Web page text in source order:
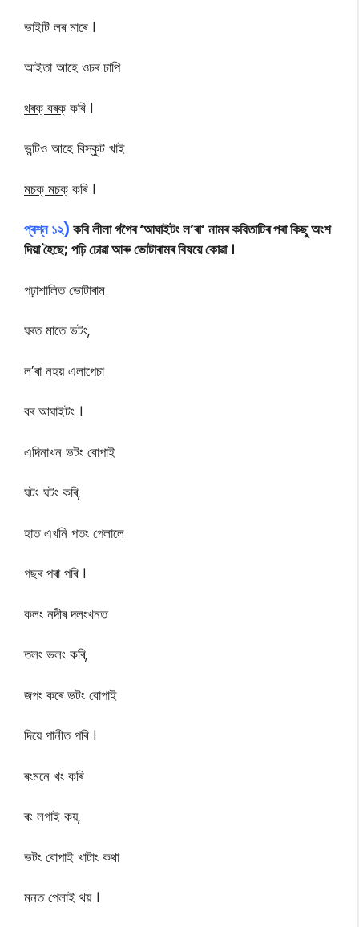
ভাইটি লৰ মাৰে ।
আইতা আহে ওচৰ চাপি
থৰক্ বৰক্ কৰি ।
ভন্টিও আহে বিস্কুট খাই
মচক্ মচক্ কৰি ।
প্ৰশ্ন ১২) কবি লীলা গগৈৰ ‘আঘাইটং ল’ৰা’ নামৰ কবিতাটিৰ পৰা কিছু অংশ
দিয়া হৈছে; পঢ়ি চোৱা আৰু ভোটাৰামৰ বিষয়ে কোৱা ।
পঢ়াশালিত ভোটাৰাম
ঘৰত মাতে ভটং,
ল’ৰা নহয় এলাপেচা
বৰ আঘাইটং ।
এদিনাখন ভটং বোপাই
ঘটং ঘটং কৰি,
হাত এখনি পতং পেলালে
গছৰ পৰা পৰি ।
কলং নদীৰ দলংখনত
তলং ভলং কৰি,
জপং কৰে ভটং বোপাই
দিয়ে পানীত পৰি ।
ৰংমনে খং কৰি
ৰং লগাই কয়,
ভটং বোপাই খাটাং কথা
মনত পেলাই থয় ।